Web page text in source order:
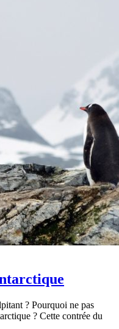
? Pourquoi ne pas
? Cette contrée du